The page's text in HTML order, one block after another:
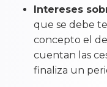
Intereses
que se debe
concepto el
cuentan las
finaliza un